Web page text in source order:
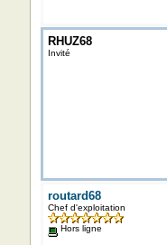
RHUZ68
Invité
routard68
Chef d'exploitation
Hors ligne